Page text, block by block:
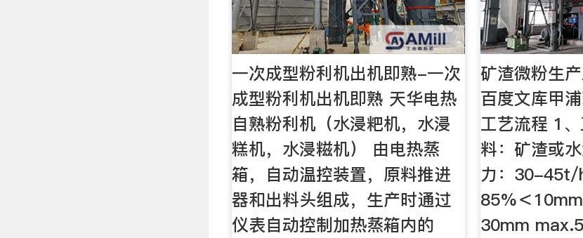
一次成型粉利机出机即熟-一次
成型粉利机出机即熟 天华电热
自熟粉利机（水浸粑机，水浸
糕机，水浸糍机） 由电热蒸
箱，自动温控装置，原料推进
器和出料头组成，生产时通过
仪表自动控制加热蒸箱内的
矿渣微粉生
百度文库甲
工艺流程 1
料：矿渣或
力：30-45t/
85%＜
30mm